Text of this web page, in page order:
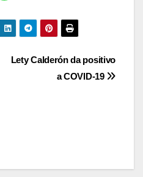
Lety Calderón da positivo
a COVID-19